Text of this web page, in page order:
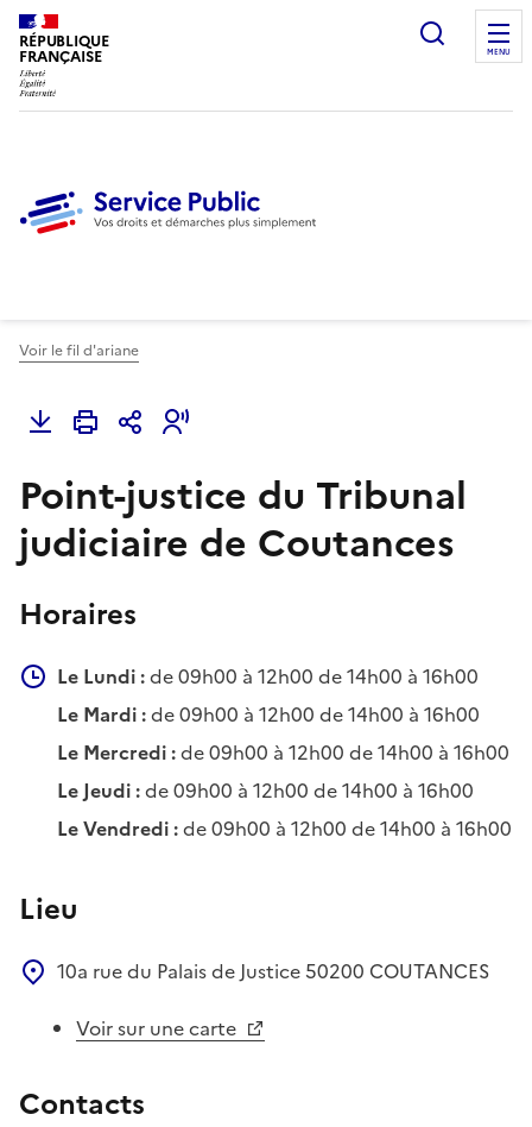
RÉPUBLIQUE
FRANÇAISE
Ouvrir
MENU
Voir le fil d'ariane
Point-justice du Tribunal
judiciaire de Coutances
Horaires
Le Lundi :de 09h00 à 12h00 de 14h00 à 16h00
Le Mardi :de 09h00 à 12h00 de 14h00 à 16h00
Le Mercredi :de 09h00 à 12h00 de 14h00 à 16h00
Le Jeudi :de 09h00 à 12h00 de 14h00 à 16h00
Le Vendredi :de 09h00 à 12h00 de 14h00 à 16h00
Lieu
10a rue du Palais de Justice 50200 COUTANCES
Voir sur une carte
Contacts